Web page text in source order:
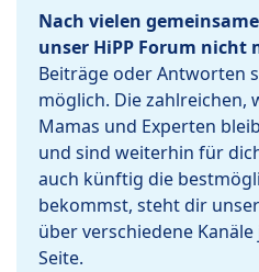
Nach vielen
unser HiPP Forum nicht
Beiträge oder Antworten
möglich. Die zahlreichen,
Mamas und Experten
und sind weiterhin für
auch künftig die
bekommst, steht dir unser
über verschiedene
Seite.